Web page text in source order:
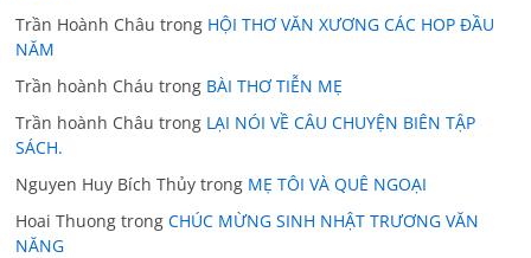
Trần Hoành Châu trong HỘI THƠ VĂN XƯƠNG CÁC HOP ĐẦU
NĂM
Trần hoành Cháu trong BÀI THƠ TIỄN MẸ
Trần hoành Châu trong LẠI NÓI VỀ CÂU CHUYỆN BIÊN TẬP
SÁCH.
Nguyen Huy Bích Thủy trong MẸ TÔI VÀ QUÊ NGOẠI
Hoai Thuong trongCHÚC MỪNG SINH NHẬT TRƯƠNG VĂN
NĂNG